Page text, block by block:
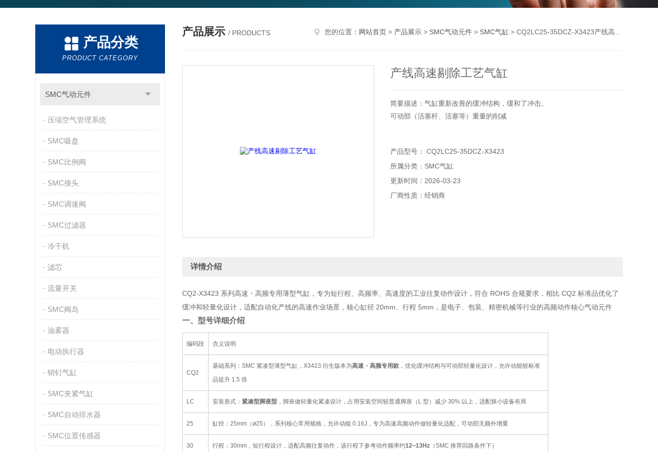
产品分类
PRODUCT CATEGORY
SMC气动元件
压缩空气管理系统
SMC吸盘
SMC比例阀
SMC接头
SMC调速阀
SMC过滤器
冷干机
滤芯
流量开关
SMC阀岛
油雾器
电动执行器
销钉气缸
SMC夹紧气缸
SMC自动排水器
SMC位置传感器
产品展示 / PRODUCTS 您的位置： 网站首页 > 产品展示 > SMC气动元件 > SMC气缸 > CQ2LC25-35DCZ-X3423产线高速剔除工艺气缸
产线高速剔除工艺气缸
简要描述：气缸重新改善的缓冲结构，缓和了冲击。
可动部（活塞杆、活塞等）重量的削减
产品型号： CQ2LC25-35DCZ-X3423
所属分类：SMC气缸
更新时间：2026-03-23
厂商性质：经销商
详情介绍
CQ2-X3423 系列高速・高频专用薄型气缸 ，专为短行程、高频率、高速度的工业往复动作设计，符合 ROHS 合规要求，相比 CQ2 标准品优化了
缓冲和轻量化设计，适配自动化产线的高速作业场景，核心缸径 20mm、行程 5mm，是电子、包装、精密机械等行业的高频动作核心气动元件
一、型号详细介绍
编码段 含义说明
CQ2
基础系列：SMC 紧凑型薄型气缸，X3423 衍生版本为高速・高频专用款 ，优化缓冲结构与可动部轻量化设计，允许动能较标准
品提升 1.5 倍
LC 安装形式： 紧凑型脚座型 ，脚座做轻量化紧凑设计，占用安装空间较普通脚座（L 型）减少 30% 以上，适配狭小设备布局
25 缸径：25mm（ø25），系列核心常用规格，允许动能 0.16J，专为高速高频动作做轻量化适配，可动部无额外增重
30 行程：30mm，短行程设计，适配高频往复动作，该行程下参考动作频率约12~13Hz （SMC 推荐回路条件下）